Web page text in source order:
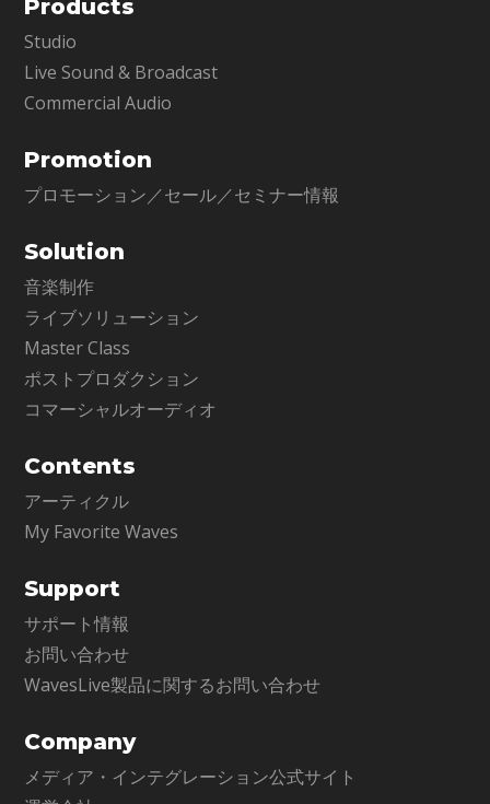
Products
Studio
Live Sound & Broadcast
Commercial Audio
Promotion
プロモーション／セール／セミナー情報
Solution
音楽制作
ライブソリューション
Master Class
ポストプロダクション
コマーシャルオーディオ
Contents
アーティクル
My Favorite Waves
Support
サポート情報
お問い合わせ
WavesLive製品に関するお問い合わせ
Company
メディア・インテグレーション公式サイト